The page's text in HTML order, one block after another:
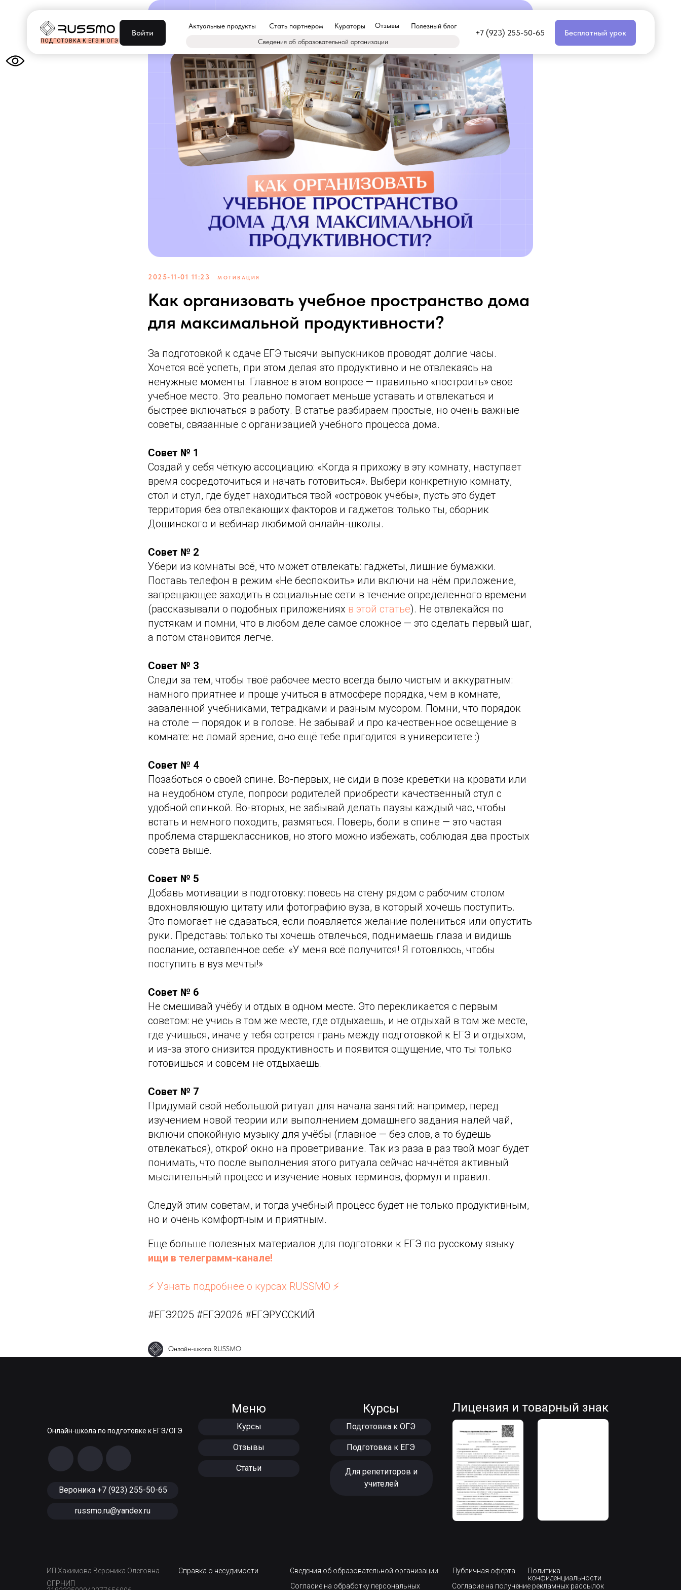
Бесплатный урок
+7 (923) 255-50-65
Отзывы
Стать партнером Кураторы
Актуальные продукты Полезный блог
Войти
ПОДГОТОВКА К ЕГЭ И ОГЭ Сведения об образовательной организации
2025-11-01 11:23 МОТИВАЦИЯ
Как организовать учебное пространство дома
для максимальной продуктивности?
За подготовкой к сдаче ЕГЭ тысячи выпускников проводят долгие часы.
Хочется всё успеть, при этом делая это продуктивно и не отвлекаясь на
ненужные моменты. Главное в этом вопросе — правильно «построить» своё
учебное место. Это реально помогает меньше уставать и отвлекаться и
быстрее включаться в работу. В статье разбираем простые, но очень важные
советы, связанные с организацией учебного процесса дома.
Совет № 1
Создай у себя чёткую ассоциацию: «Когда я прихожу в эту комнату, наступает
время сосредоточиться и начать готовиться». Выбери конкретную комнату,
стол и стул, где будет находиться твой «островок учёбы», пусть это будет
территория без отвлекающих факторов и гаджетов: только ты, сборник
Дощинского и вебинар любимой онлайн-школы.
Совет № 2
Убери из комнаты всё, что может отвлекать: гаджеты, лишние бумажки.
Поставь телефон в режим «Не беспокоить» или включи на нём приложение,
запрещающее заходить в социальные сети в течение определённого времени
(рассказывали о подобных приложениях в этой статье). Не отвлекайся по
пустякам и помни, что в любом деле самое сложное — это сделать первый шаг,
а потом становится легче.
Совет № 3
Следи за тем, чтобы твоё рабочее место всегда было чистым и аккуратным:
намного приятнее и проще учиться в атмосфере порядка, чем в комнате,
заваленной учебниками, тетрадками и разным мусором. Помни, что порядок
на столе — порядок и в голове. Не забывай и про качественное освещение в
комнате: не ломай зрение, оно ещё тебе пригодится в университете :)
Совет № 4
Позаботься о своей спине. Во-первых, не сиди в позе креветки на кровати или
на неудобном стуле, попроси родителей приобрести качественный стул с
удобной спинкой. Во-вторых, не забывай делать паузы каждый час, чтобы
встать и немного походить, размяться. Поверь, боли в спине — это частая
проблема старшеклассников, но этого можно избежать, соблюдая два простых
совета выше.
Совет № 5
Добавь мотивации в подготовку: повесь на стену рядом с рабочим столом
вдохновляющую цитату или фотографию вуза, в который хочешь поступить.
Это помогает не сдаваться, если появляется желание полениться или опустить
руки. Представь: только ты хочешь отвлечься, поднимаешь глаза и видишь
послание, оставленное себе: «У меня всё получится! Я готовлюсь, чтобы
поступить в вуз мечты!»
Совет № 6
Не смешивай учёбу и отдых в одном месте. Это перекликается с первым
советом: не учись в том же месте, где отдыхаешь, и не отдыхай в том же месте,
где учишься, иначе у тебя сотрётся грань между подготовкой к ЕГЭ и отдыхом,
и из-за этого снизится продуктивность и появится ощущение, что ты только
готовишься и совсем не отдыхаешь.
Совет № 7
Придумай свой небольшой ритуал для начала занятий: например, перед
изучением новой теории или выполнением домашнего задания налей чай,
включи спокойную музыку для учёбы (главное — без слов, а то будешь
отвлекаться), открой окно на проветривание. Так из раза в раз твой мозг будет
понимать, что после выполнения этого ритуала сейчас начнётся активный
мыслительный процесс и изучение новых терминов, формул и правил.
Следуй этим советам, и тогда учебный процесс будет не только продуктивным,
но и очень комфортным и приятным.
Еще больше полезных материалов для подготовки к ЕГЭ по русскому языку
ищи в телеграмм-канале!
⚡️ Узнать подробнее о курсах RUSSMO ⚡️
#ЕГЭ2025 #ЕГЭ2026 #ЕГЭРУССКИЙ
Онлайн-школа RUSSMO
ИП Хакимова Вероника Олеговна
Онлайн-школа по подготовке к ЕГЭ/ОГЭ
ОГРНИП
Вероника +7 (923) 255-50-65
russmo.ru@yandex.ru
Меню
Отзывы
Курсы
Публичная оферта
Статьи
Курсы Лицензия и товарный знак
Подготовка к ОГЭ
Подготовка к ЕГЭ
Политика
конфиденциальности
Согласие на обработку персональных
Согласие на получение рекламных рассылок
Сведения об образовательной организации
Справка о несудимости
Для репетиторов и
учителей